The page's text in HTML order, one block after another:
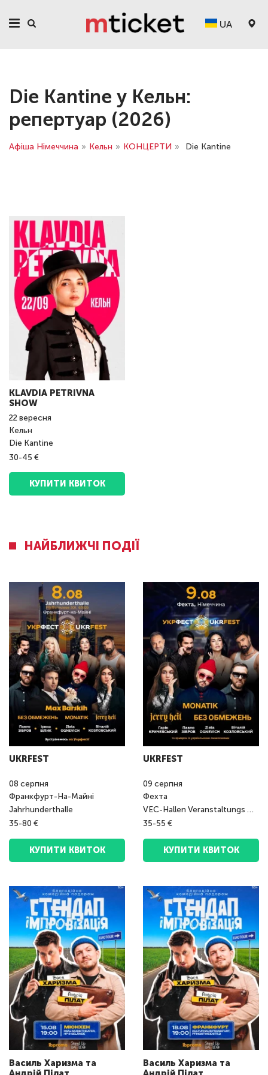
UA
Die Kantine у Кельн:
репертуар (2026)
Афіша Німеччина » Кельн » КОНЦЕРТИ » Die Kantine
KLAVDIA PETRIVNA
SHOW
22вересня
Кельн
Die Kantine
30-45 €
КУПИТИ КВИТОК
НАЙБЛИЖЧІ ПОДІЇ
UKRFEST
08 серпня
Франкфурт-На-Майні
Jahrhunderthalle
35-80 €
КУПИТИ КВИТОК
UKRFEST
09 серпня
Фехта
VEC-Hallen Veranstaltungs GmbH
35-55 €
КУПИТИ КВИТОК
Василь Харизма та
Василь Харизма та